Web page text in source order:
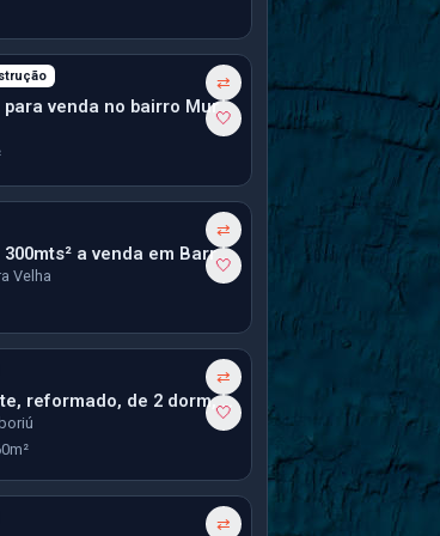
⇄
🤍
Apartamento para venda no bairro Murta em Itajaí
⇄
🤍
Terreno com 300mts² a venda em Barra Vella no Bairro Itajuba
Velha
⇄
🤍
Apto Excelente, reformado, de 2 dorm, 1 vaga grande - Cedro em Camboriú
⇄